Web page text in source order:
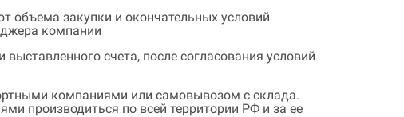
объема закупки и окончательных условий
компании
счета, после согласования условий
компаниями или самовывозом с склада.
производиться по всей территории РФ и за ее